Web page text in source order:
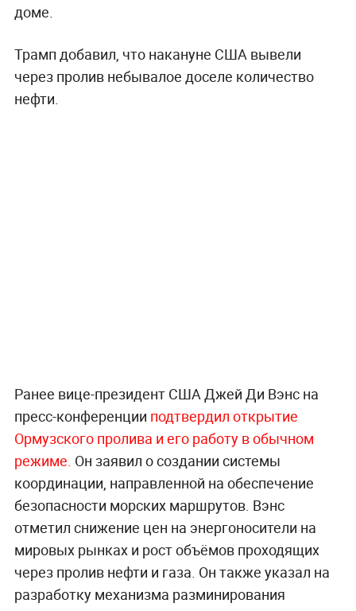
доме.
Трамп добавил, что накануне США вывели
через пролив небывалое доселе количество
нефти.
Ранее вице-президент США Джей Ди Вэнс на
пресс-конференции подтвердил открытие
Ормузского пролива и его работу в обычном
режиме. Он заявил о создании системы
координации, направленной на обеспечение
безопасности морских маршрутов. Вэнс
отметил снижение цен на энергоносители на
мировых рынках и рост объёмов проходящих
через пролив нефти и газа. Он также указал на
разработку механизма разминирования